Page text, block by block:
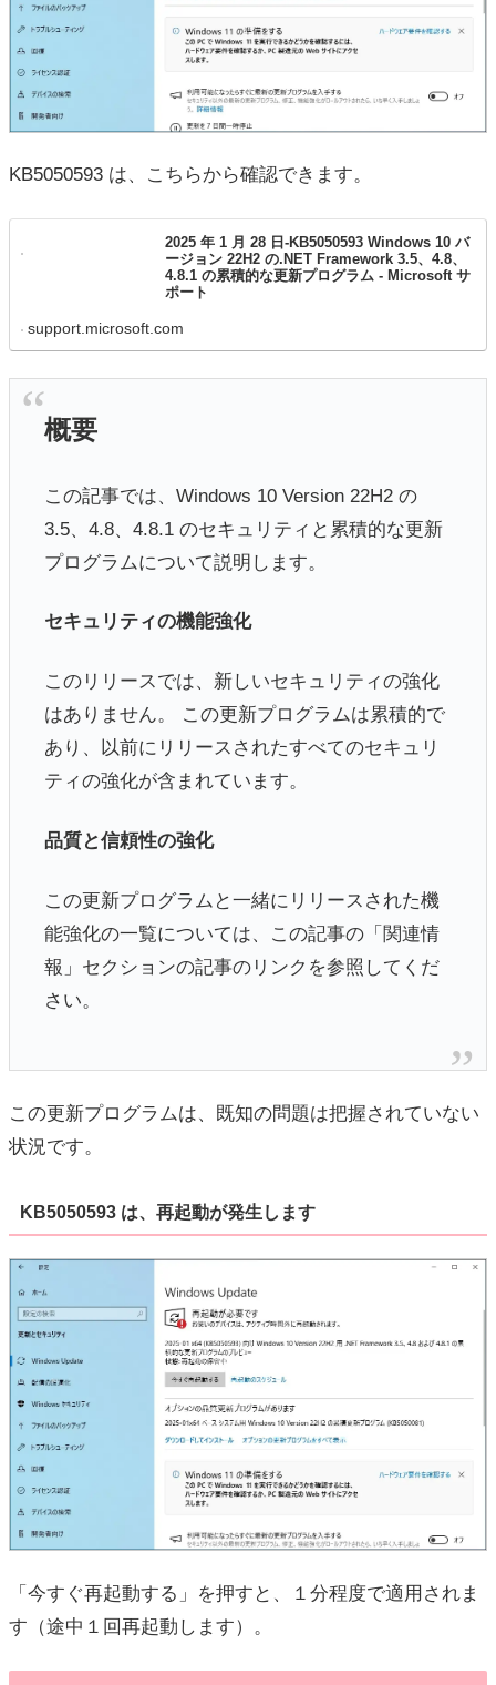
KB5050593 は、こちらから確認できます。
2025 年 1 月 28 日-KB5050593 Windows 10 バ
ージョン 22H2 の.NET Framework 3.5、4.8、
4.8.1 の累積的な更新プログラム - Microsoft サ
ポート
support.microsoft.com
概要
この記事では、Windows 10 Version 22H2 の
3.5、4.8、4.8.1 のセキュリティと累積的な更新
プログラムについて説明します。
セキュリティの機能強化
このリリースでは、新しいセキュリティの強化
はありません。 この更新プログラムは累積的で
あり、以前にリリースされたすべてのセキュリ
ティの強化が含まれています。
品質と信頼性の強化
この更新プログラムと一緒にリリースされた機
能強化の一覧については、この記事の「関連情
報」セクションの記事のリンクを参照してくだ
さい。
この更新プログラムは、既知の問題は把握されていない
状況です。
KB5050593 は、再起動が発生します
「今すぐ再起動する」を押すと、１分程度で適用されま
す（途中１回再起動します）。